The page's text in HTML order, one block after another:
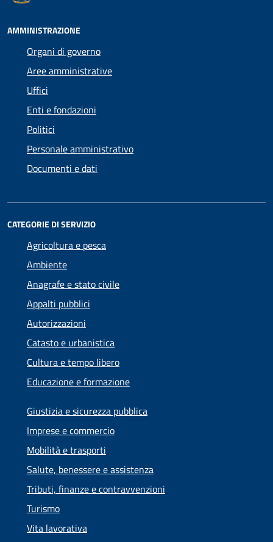
AMMINISTRAZIONE
Organi di governo
Aree amministrative
Uffici
Enti e fondazioni
Politici
Personale amministrativo
Documenti e dati
CATEGORIE DI SERVIZIO
Agricoltura e pesca
Ambiente
Anagrafe e stato civile
Appalti pubblici
Autorizzazioni
Catasto e urbanistica
Cultura e tempo libero
Educazione e formazione
Giustizia e sicurezza pubblica
Imprese e commercio
Mobilità e trasporti
Salute, benessere e assistenza
Tributi, finanze e contravvenzioni
Turismo
Vita lavorativa